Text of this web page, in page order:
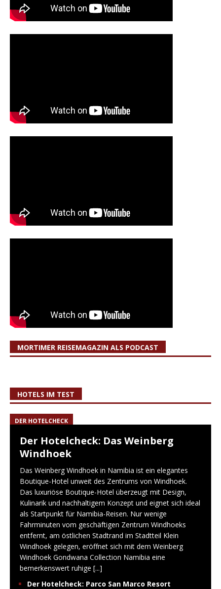
MORTIMER REISEMAGAZIN ALS PODCAST
HOTELS IM TEST
DER HOTELCHECK
Der Hotelcheck: Das Weinberg
Windhoek
Das Weinberg Windhoek in Namibia ist ein elegantes
Boutique-Hotel unweit des Zentrums von Windhoek.
Das luxuriöse Boutique-Hotel überzeugt mit Design,
Kulinarik und nachhaltigem Konzept und eignet sich ideal
als Startpunkt für Namibia-Reisen. Nur wenige
Fahrminuten vom geschäftigen Zentrum Windhoeks
entfernt, am östlichen Stadtrand im Stadtteil Klein
Windhoek gelegen, eröffnet sich mit dem Weinberg
Windhoek Gondwana Collection Namibia eine
bemerkenswert ruhige [...]
Der Hotelcheck: Parco San Marco Resort